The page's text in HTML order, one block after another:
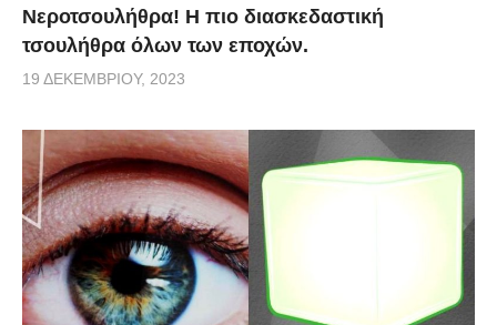
Νεροτσουλήθρα! Η πιο διασκεδαστική
τσουλήθρα όλων των εποχών.
19 ΔΕΚΕΜΒΡΊΟΥ, 2023